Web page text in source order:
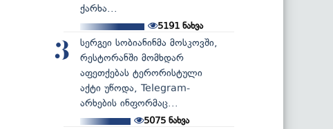
ქარხა...
5191 ნახვა
3
სერგეი სობიანინმა მოსკოვში,
რესტორანში მომხდარ
აფეთქებას ტერორისტული
აქტი უწოდა, Telegram-
არხების ინფორმაც...
5075ნახვა